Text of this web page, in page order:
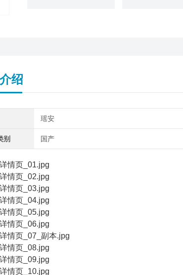
绍
瑶安
别 国产